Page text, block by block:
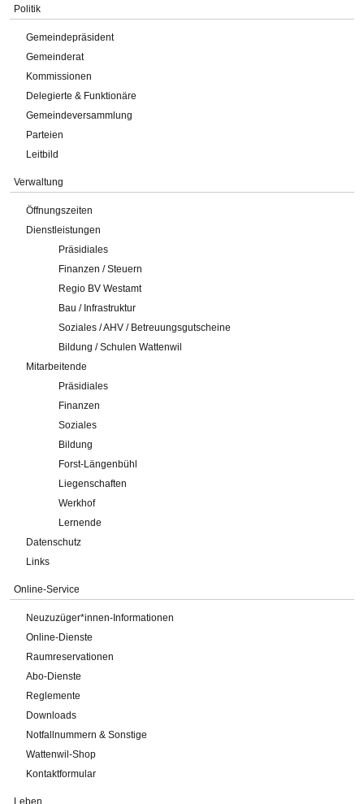
Politik
Gemeindepräsident
Gemeinderat
Kommissionen
Delegierte & Funktionäre
Gemeindeversammlung
Parteien
Leitbild
Verwaltung
Öffnungszeiten
Dienstleistungen
Präsidiales
Finanzen / Steuern
Regio BV Westamt
Bau / Infrastruktur
Soziales / AHV / Betreuungsgutscheine
Bildung / Schulen Wattenwil
Mitarbeitende
Präsidiales
Finanzen
Soziales
Bildung
Forst-Längenbühl
Liegenschaften
Werkhof
Lernende
Datenschutz
Links
Online-Service
Neuzuzüger*innen-Informationen
Online-Dienste
Raumreservationen
Abo-Dienste
Reglemente
Downloads
Notfallnummern & Sonstige
Wattenwil-Shop
Kontaktformular
Leben